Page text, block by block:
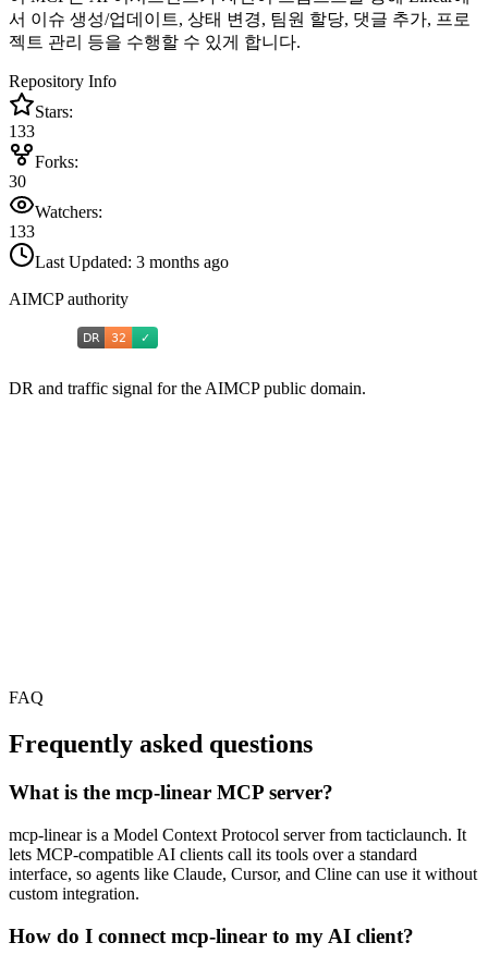
서 이슈 생성/업데이트, 상태 변경, 팀원 할당, 댓글 추가, 프로
젝트 관리 등을 수행할 수 있게 합니다.
Repository Info
Stars:
133
Forks:
30
Watchers:
133
Last Updated: 3 months ago
AIMCP authority
DR and traffic signal for the AIMCP public domain.
FAQ
Frequently asked questions
What is the mcp-linear MCP server?
mcp-linear is a Model Context Protocol server from tacticlaunch. It
lets MCP-compatible AI clients call its tools over a standard
interface, so agents like Claude, Cursor, and Cline can use it without
custom integration.
How do I connect mcp-linear to my AI client?